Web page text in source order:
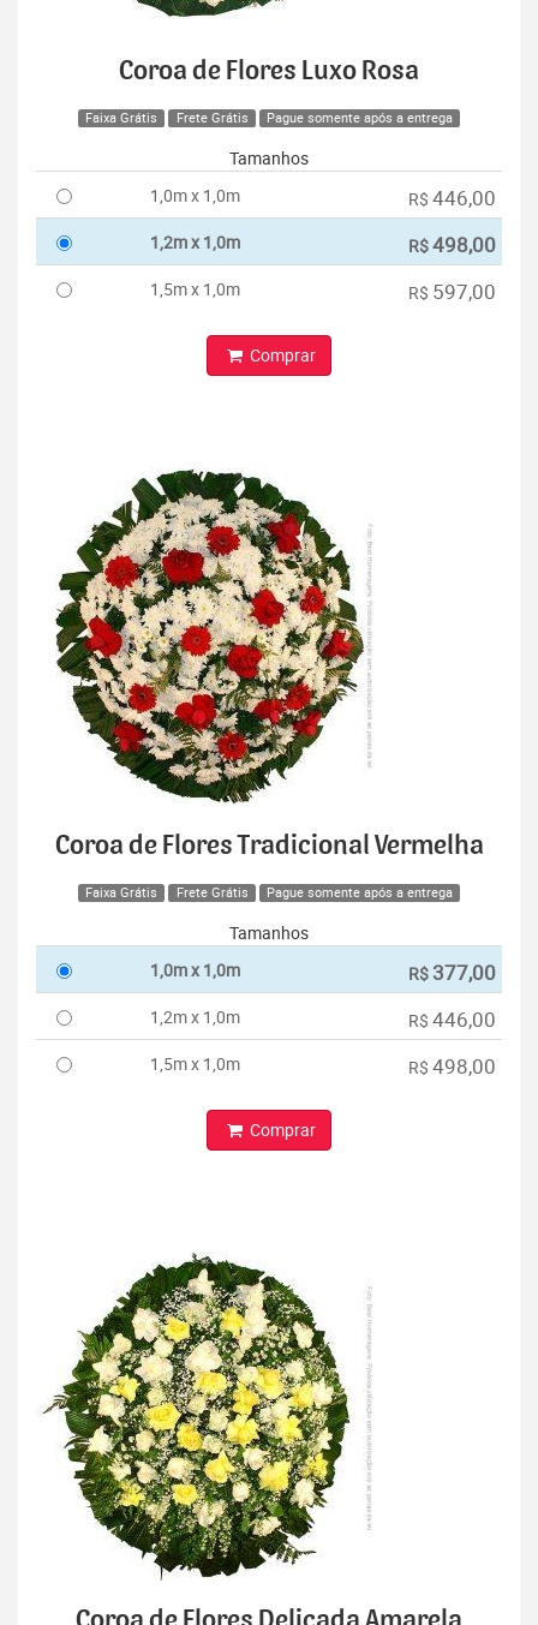
Coroa de Flores Luxo Rosa
Faixa Grátis Frete Grátis Pague somente após a entrega
Tamanhos
1,0m x 1,0m
R$ 446,00
1,2m x 1,0m R$498,00
1,5m x 1,0m R$ 597,00
Comprar
Coroa de Flores Tradicional Vermelha
Faixa Grátis Frete Grátis Pague somente após a entrega
Tamanhos
1,0m x 1,0m
R$ 377,00
1,2m x 1,0m R$ 446,00
1,5m x 1,0m R$ 498,00
Comprar